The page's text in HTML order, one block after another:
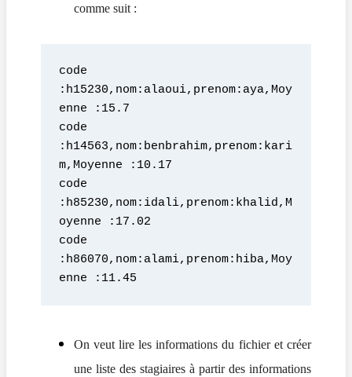
comme suit :
code
:h15230,nom:alaoui,prenom:aya,Moy
enne :15.7
code
:h14563,nom:benbrahim,prenom:kari
m,Moyenne :10.17
code
:h85230,nom:idali,prenom:khalid,M
oyenne :17.02
code
:h86070,nom:alami,prenom:hiba,Moy
enne :11.45
On veut lire les informations du fichier et créer
une liste des stagiaires à partir des informations